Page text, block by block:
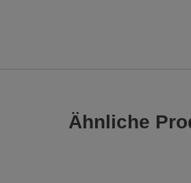
Ähnliche